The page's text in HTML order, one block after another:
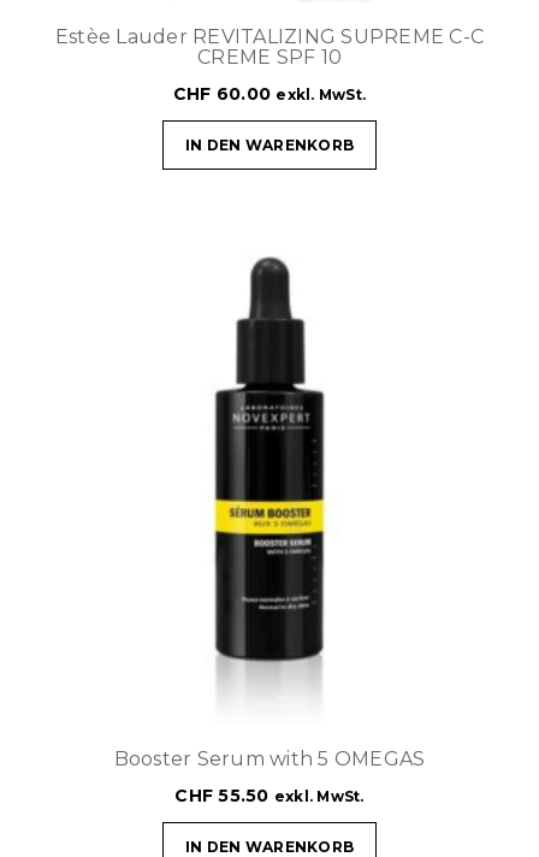
Estèe Lauder REVITALIZING SUPREME C-C
CREME SPF 10
CHF 60.00 exkl. MwSt.
IN DEN WARENKORB
Booster Serum with 5 OMEGAS
CHF 55.50 exkl. MwSt.
IN DEN WARENKORB